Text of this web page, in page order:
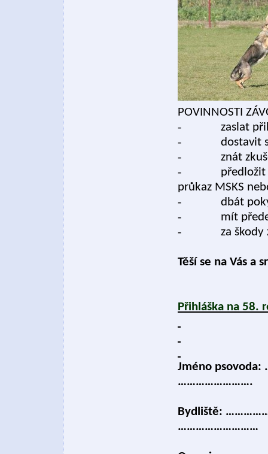
POVINNOSTI
- zaslat
- dostavit
- znát
-
předložit
průkaz MSKS
- dbát
- mít
- za škody
Těší se na Vás a
Přihláška na 58.
Jméno
…………………….
Bydliště:
………………………